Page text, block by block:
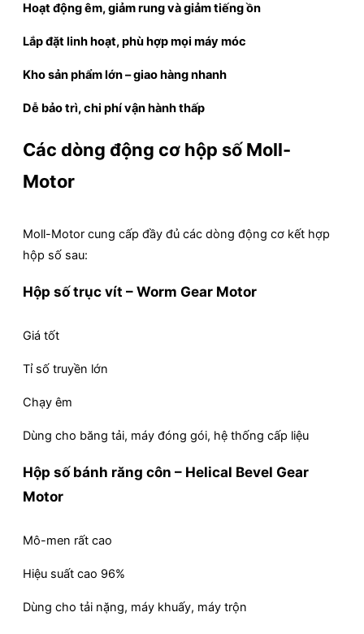
Hoạt động êm, giảm rung và giảm tiếng ồn
Lắp đặt linh hoạt, phù hợp mọi máy móc
Kho sản phẩm lớn – giao hàng nhanh
Dễ bảo trì, chi phí vận hành thấp
Các dòng động cơ hộp số Moll-
Motor
Moll-Motor cung cấp đầy đủ các dòng động cơ kết hợp
hộp số sau:
Hộp số trục vít – Worm Gear Motor
Giá tốt
Tỉ số truyền lớn
Chạy êm
Dùng cho băng tải, máy đóng gói, hệ thống cấp liệu
Hộp số bánh răng côn – Helical Bevel Gear
Motor
Mô-men rất cao
Hiệu suất cao 96%
Dùng cho tải nặng, máy khuấy, máy trộn